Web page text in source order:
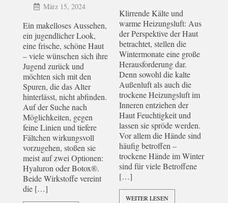
März 15, 2024
Ein makelloses Aussehen,
ein jugendlicher Look,
eine frische, schöne Haut
– viele wünschen sich ihre
Jugend zurück und
möchten sich mit den
Spuren, die das Alter
hinterlässt, nicht abfinden.
Auf der Suche nach
Möglichkeiten, gegen
feine Linien und tiefere
Fältchen wirkungsvoll
vorzugehen, stoßen sie
meist auf zwei Optionen:
Hyaluron oder Botox®.
Beide Wirkstoffe vereint
die […]
Klirrende Kälte und
warme Heizungsluft: Aus
der Perspektive der Haut
betrachtet, stellen die
Wintermonate eine große
Herausforderung dar.
Denn sowohl die kalte
Außenluft als auch die
trockene Heizungsluft im
Inneren entziehen der
Haut Feuchtigkeit und
lassen sie spröde werden.
Vor allem die Hände sind
häufig betroffen –
trockene Hände im Winter
sind für viele Betroffene
[…]
WEITER LESEN